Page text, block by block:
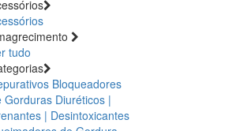
tudo
Bloqueadores
Gorduras Diuréticos |
| Desintoxicantes